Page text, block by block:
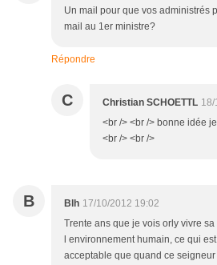
Un mail pour que vos administrés
mail au 1er ministre?
Répondre
C Christian SCHOETTL
<br /> <br /> bonne idée
<br /> <br />
B Blh 17/10/2012 19:02
Trente ans que je vois orly vivre
l environnement humain, ce qui
acceptable que quand ce